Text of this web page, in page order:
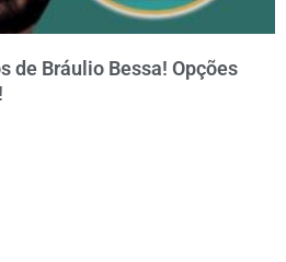
de Bráulio Bessa! Opções